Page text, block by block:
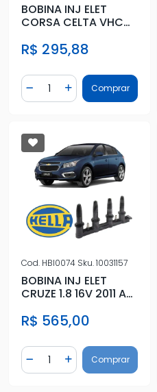
BOBINA INJ ELET
CORSA CELTA VHC
MONTANA CORSA N
R$ 295,88
Diminuir Quantidade
Quantidade
Adicionar Quantidade
Comprar
Cod. HBI0074 Sku.10031157
BOBINA INJ ELET
CRUZE 1.8 16V 2011 A
R$ 565,00
Diminuir Quantidade
Quantidade
Adicionar Quantidade
Comprar